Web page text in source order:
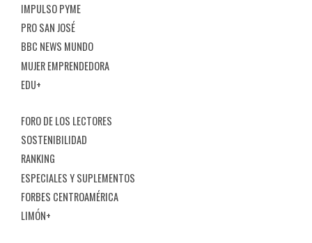
IMPULSO PYME
PRO SAN JOSÉ
BBC NEWS MUNDO
MUJER EMPRENDEDORA
EDU+
FORO DE LOS LECTORES
SOSTENIBILIDAD
RANKING
ESPECIALES Y SUPLEMENTOS
FORBES CENTROAMÉRICA
LIMÓN+